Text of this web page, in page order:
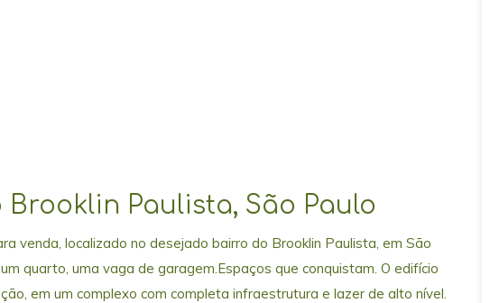
Paulista, São Paulo
venda, localizado no desejado bairro do Brooklin Paulista, em São
quarto, uma vaga de garagem.Espaços que conquistam. O edifício
em um complexo com completa infraestrutura e lazer de alto nível.